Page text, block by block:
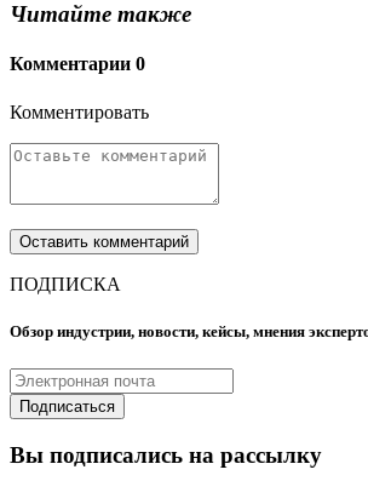
Читайте также
Комментарии 0
Комментировать
ПОДПИСКА
Обзор индустрии, новости, кейсы, мнения
Вы подписались на рассылку